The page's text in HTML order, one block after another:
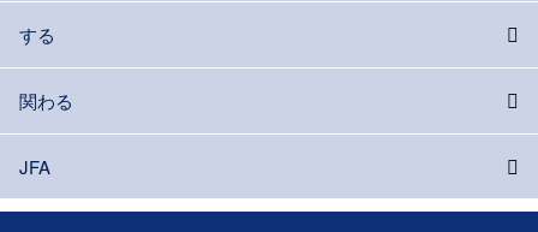
する
関わる
JFA